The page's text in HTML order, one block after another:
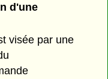
d'une
visée par une